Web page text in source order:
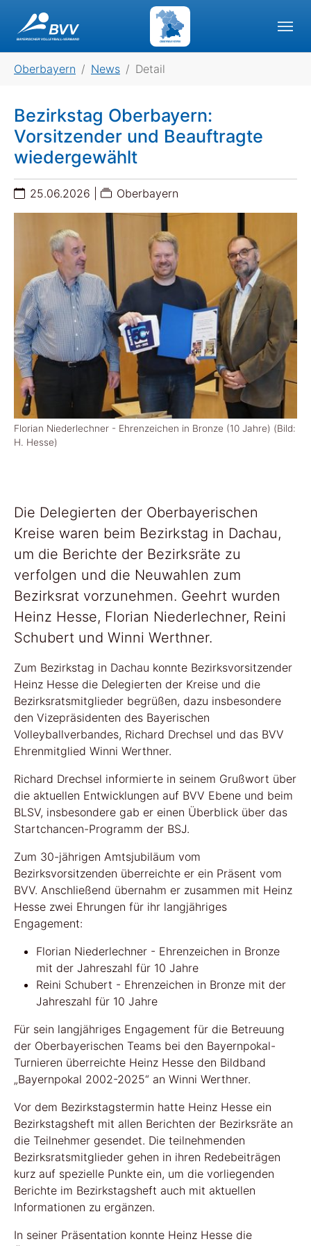
OBERBAYERN
Oberbayern News Detail
Bezirkstag Oberbayern:
Vorsitzender und Beauftragte
wiedergewählt
25.06.2026 Oberbayern
Die Delegierten der Oberbayerischen
Kreise waren beim Bezirkstag in Dachau,
um die Berichte der Bezirksräte zu
verfolgen und die Neuwahlen zum
Bezirksrat vorzunehmen. Geehrt wurden
Heinz Hesse, Florian Niederlechner, Reini
Schubert und Winni Werthner.
Zum Bezirkstag in Dachau konnte Bezirksvorsitzender
Heinz Hesse die Delegierten der Kreise und die
Bezirksratsmitglieder begrüßen, dazu insbesondere
den Vizepräsidenten des Bayerischen
Volleyballverbandes, Richard Drechsel und das BVV
Ehrenmitglied Winni Werthner.
Richard Drechsel informierte in seinem Grußwort über
die aktuellen Entwicklungen auf BVV Ebene und beim
BLSV, insbesondere gab er einen Überblick über das
Startchancen-Programm der BSJ.
Zum 30-jährigen Amtsjubiläum vom
Bezirksvorsitzenden überreichte er ein Präsent vom
BVV. Anschließend übernahm er zusammen mit Heinz
Hesse zwei Ehrungen für ihr langjähriges
Engagement:
Florian Niederlechner - Ehrenzeichen in Bronze
mit der Jahreszahl für 10 Jahre
Reini Schubert - Ehrenzeichen in Bronze mit der
Jahreszahl für 10 Jahre
Für sein langjähriges Engagement für die Betreuung
der Oberbayerischen Teams bei den Bayernpokal-
Turnieren überreichte Heinz Hesse den Bildband
„Bayernpokal 2002-2025“ an Winni Werthner.
Vor dem Bezirkstagstermin hatte Heinz Hesse ein
Bezirkstagsheft mit allen Berichten der Bezirksräte an
die Teilnehmer gesendet. Die teilnehmenden
Bezirksratsmitglieder gehen in ihren Redebeiträgen
kurz auf spezielle Punkte ein, um die vorliegenden
Berichte im Bezirkstagsheft auch mit aktuellen
Informationen zu ergänzen.
In seiner Präsentation konnte Heinz Hesse die
Florian Niederlechner - Ehrenzeichen in Bronze (10 Jahre) (Bild:
H. Hesse)